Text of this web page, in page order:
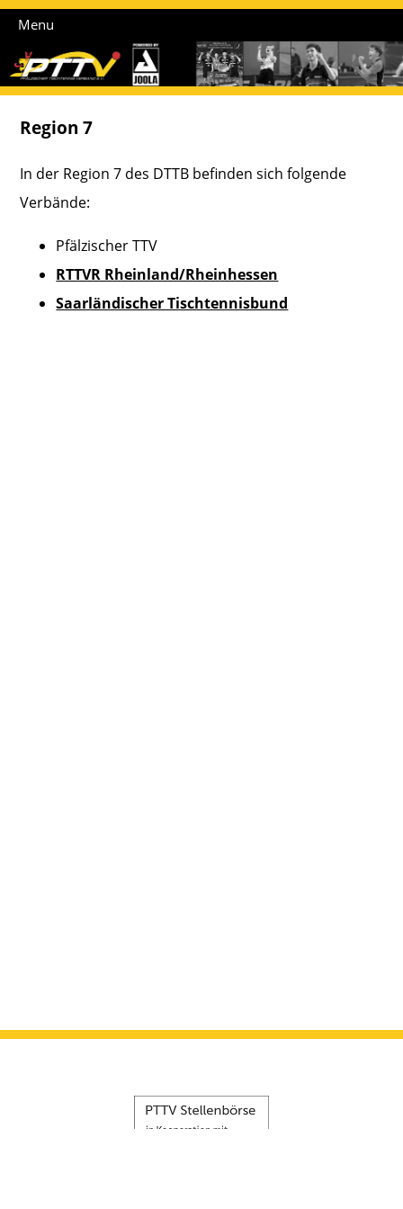
Menu
Region 7
In der Region 7 des DTTB befinden sich folgende
Verbände:
Pfälzischer TTV
RTTVR Rheinland/Rheinhessen
Saarländischer Tischtennisbund